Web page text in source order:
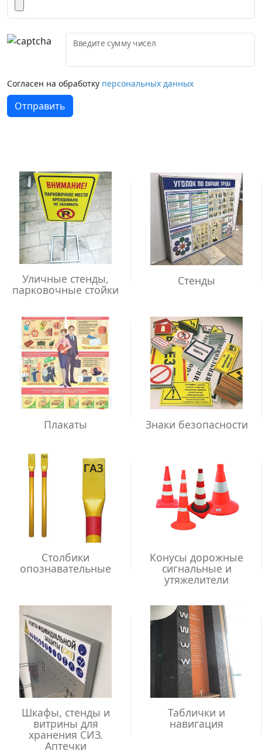
Введите сумму чисел
Согласен на обработку персональных данных
Отправить
Уличные стенды,
парковочные стойки
Стенды
Плакаты Знаки безопасности
Столбики
опознавательные
Конусы дорожные
сигнальные и
утяжелители
Шкафы, стенды и
витрины для
хранения СИЗ.
Аптечки
Таблички и
навигация